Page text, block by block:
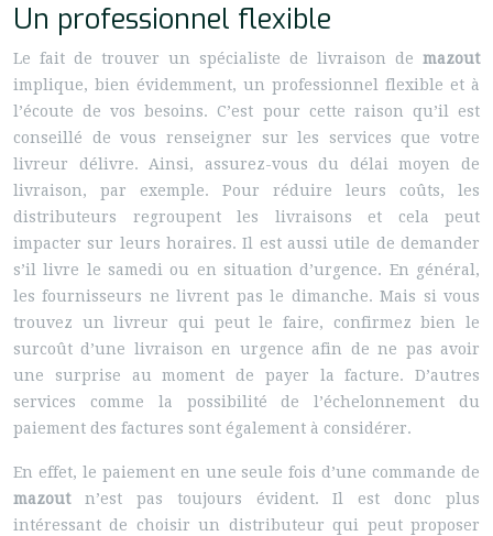
Un professionnel flexible
Le fait de trouver un spécialiste de livraison de mazout
implique, bien évidemment, un professionnel flexible et à
l’écoute de vos besoins. C’est pour cette raison qu’il est
conseillé de vous renseigner sur les services que votre
livreur délivre. Ainsi, assurez-vous du délai moyen de
livraison, par exemple. Pour réduire leurs coûts, les
distributeurs regroupent les livraisons et cela peut
impacter sur leurs horaires. Il est aussi utile de demander
s’il livre le samedi ou en situation d’urgence. En général,
les fournisseurs ne livrent pas le dimanche. Mais si vous
trouvez un livreur qui peut le faire, confirmez bien le
surcoût d’une livraison en urgence afin de ne pas avoir
une surprise au moment de payer la facture. D’autres
services comme la possibilité de l’échelonnement du
paiement des factures sont également à considérer.
En effet, le paiement en une seule fois d’une commande de
mazoutn’est pas toujours évident. Il est donc plus
intéressant de choisir un distributeur qui peut proposer